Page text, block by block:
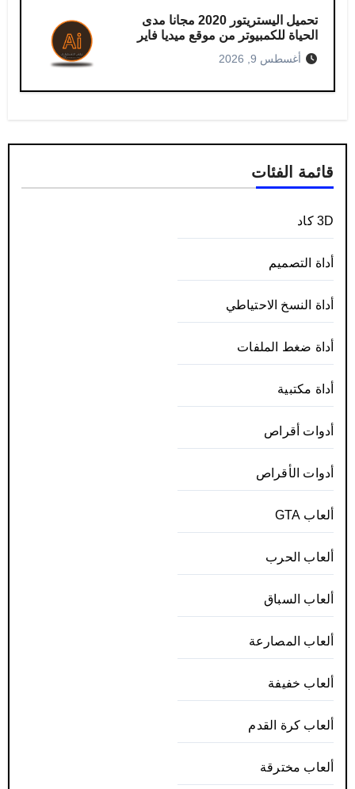
تحميل اليستريتور 2020 مجانا مدى
الحياة للكمبيوتر من موقع ميديا فاير
أغسطس 9, 2026
قائمة الفئات
3D كاد
أداة التصميم
أداة النسخ الاحتياطي
أداة ضغط الملفات
أداة مكتبية
أدوات أقراص
أدوات الأقراص
ألعاب GTA
ألعاب الحرب
ألعاب السباق
ألعاب المصارعة
ألعاب خفيفة
ألعاب كرة القدم
ألعاب مخترقة